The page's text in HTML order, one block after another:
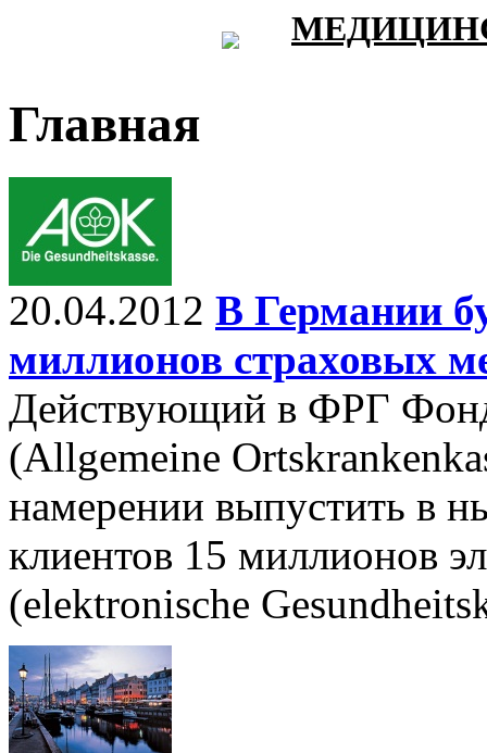
Главная
20.04.2012 В Германии
миллионов страховых
Действующий в ФРГ Фонд
(Allgemeine
намерении выпустить в
клиентов 15 миллионов
(elektronische